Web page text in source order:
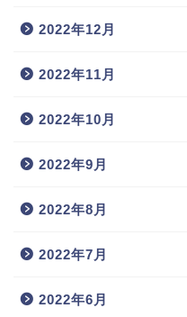
2022年12月
2022年11月
2022年10月
2022年9月
2022年8月
2022年7月
2022年6月